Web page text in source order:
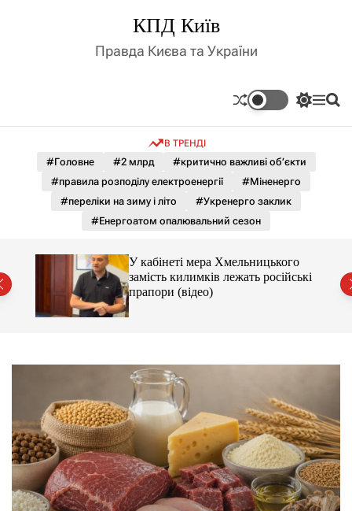
д
КПД Київ
Правда Києва та України
П
м
к
а
ь
о
ж
и
м
у
М П
В ТРЕНДІ
#Головне #2 млрд
#критично важливі об’єкти
#правила розподілу електроенергії
#Міненерго
#переліки на зиму і літо
#Укренерго заклик
#Енергоатом опалювальний сезон
У кабінеті мера Хмельницького
замість килимків лежать російські
прапори (відео)